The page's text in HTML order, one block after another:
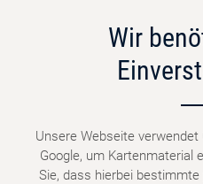
Wir
Unsere Webseite
Google, um Kartenmaterial
Sie, dass hierbei